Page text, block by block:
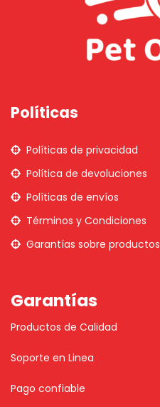
Políticas
Políticas de privacidad
Política de devoluciones
Políticas de envíos
Términos y Condiciones
Garantías sobre productos
Garantías
Productos de Calidad
Soporte en Linea
Pago confiable